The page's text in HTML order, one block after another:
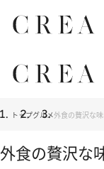
トップグルメ外食の贅沢な
外食の贅沢な